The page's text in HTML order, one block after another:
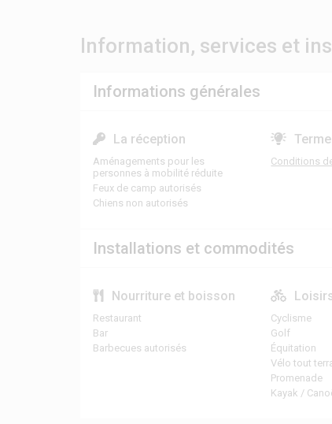
Information, services et
Informations générales
La réception
Aménagements pour les
personnes à mobilité réduite
Feux de camp autorisés
Chiens non autorisés
Conditions
Installations et commodités
Nourriture et boisson
Restaurant
Bar
Barbecues autorisés
Cyclisme
Golf
Équitation
Vélo tout
Promenade
Kayak /